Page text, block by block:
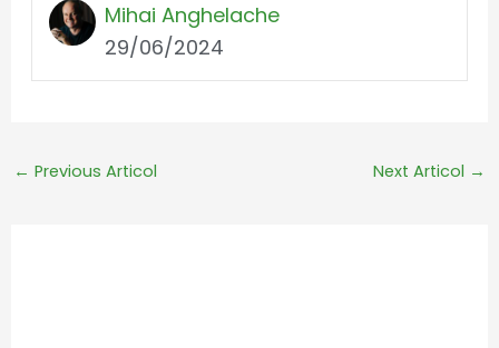
Mihai Anghelache
29/06/2024
← Previous Articol Next Articol →